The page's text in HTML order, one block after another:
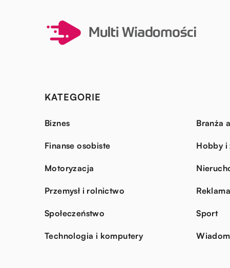
KATEGORIE
Biznes Branża
Finanse osobiste Hobby i
Motoryzacja
Przemysł i rolnictwo
Społeczeństwo Sport
Technologia i komputery